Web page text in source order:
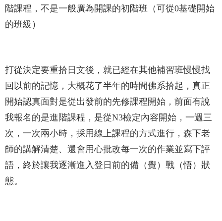
階課程，不是一般廣為開課的初階班（可從0基礎開始
的班級）
打從決定要重拾日文後，就已經在其他補習班慢慢找
回以前的記憶，大概花了半年的時間佛系拾起，真正
開始認真面對是從出發前的先修課程開始，前面有說
我報名的是進階課程，是從N3檢定內容開始，一週三
次，一次兩小時，採用線上課程的方式進行，森下老
師的講解清楚、還會用心批改每一次的作業並寫下評
語，終於讓我逐漸進入登日前的備（覺）戰（悟）狀
態。